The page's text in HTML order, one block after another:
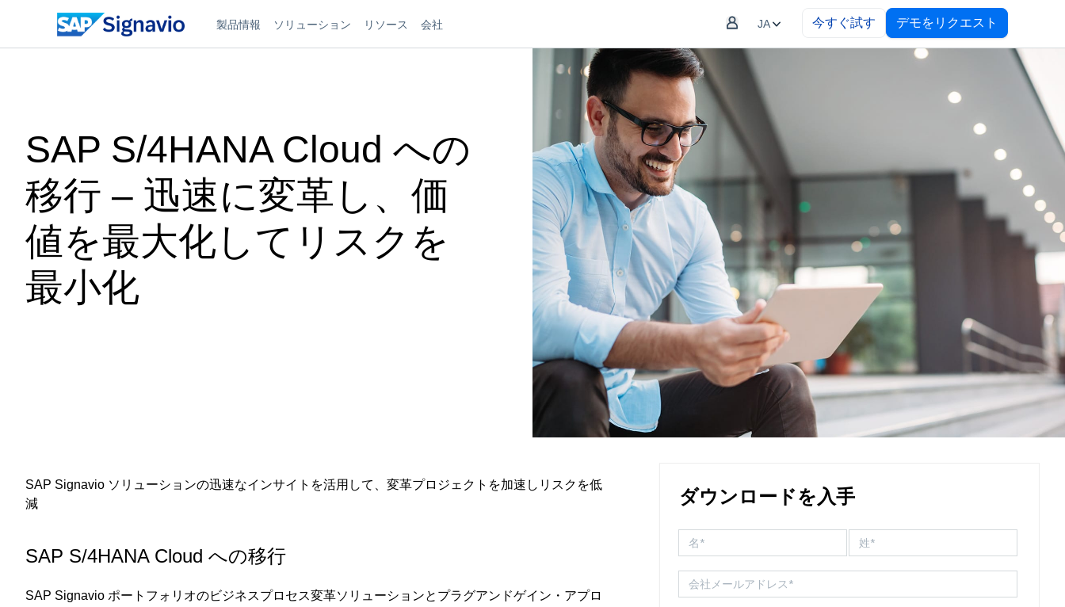
製品情報 ソリューション リソース 会社 JA 今すぐ試す デモをリクエスト
SAP S/4HANA Cloud への
移行 – 迅速に変革し、価
値を最大化してリスクを
最小化
SAP Signavio ソリューションの迅速なインサイトを活用して、変革プロジェクトを加速しリスクを低
減
SAP S/4HANA Cloud への移行
SAP Signavio ポートフォリオのビジネスプロセス変革ソリューションとプラグアンドゲイン・アプロ
ダウンロードを入手